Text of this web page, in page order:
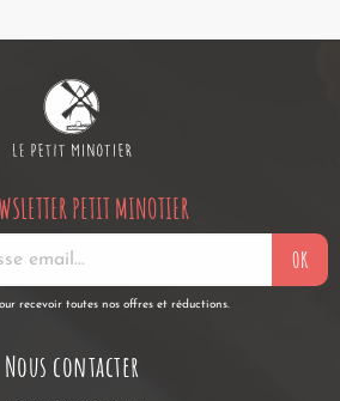
PETIT MINOTIER
OK
recevoir toutes nos offres et réductions.
Nous contacter